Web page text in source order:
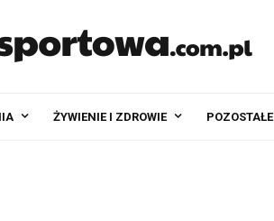
ŻYWIENIE I ZDROWIE POZOSTAŁE